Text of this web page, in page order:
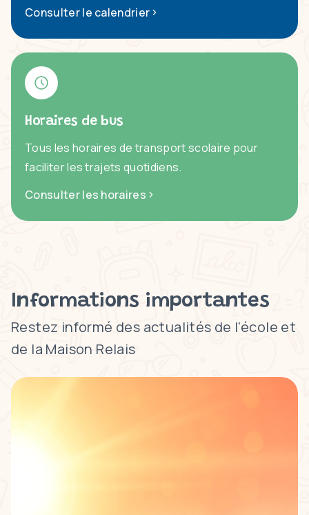
Consulter le calendrier
Horaires de bus
Tous les horaires de transport scolaire pour
faciliter les trajets quotidiens.
Consulter les horaires
Informations importantes
Restez informé des actualités de l'école et
de la Maison Relais